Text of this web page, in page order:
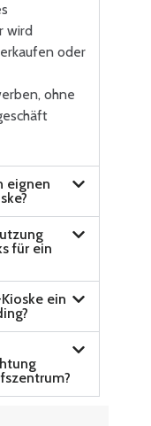
wird
oder
ohne
eignen
für ein
ein